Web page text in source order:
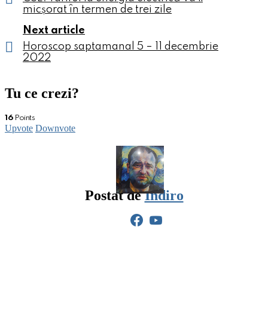
micșorat în termen de trei zile
Next article
Horoscop saptamanal 5 – 11 decembrie
2022
Tu ce crezi?
16Points
Upvote Downvote
Postat deIndiro